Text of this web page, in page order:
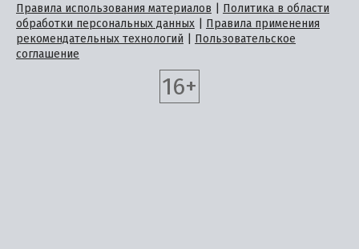
Правила использования материалов
Политика в области
обработки персональных данных
Правила применения
рекомендательных технологий
Пользовательское
соглашение
16+